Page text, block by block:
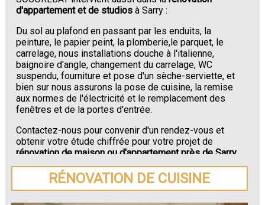
d'appartement et de studios à Sarry :
Du sol au plafond en passant par les enduits, la
peinture, le papier peint, la plomberie,le parquet, le
carrelage, nous installations douche à l'italienne,
baignoire d'angle, changement du carrelage, WC
suspendu, fourniture et pose d'un sèche-serviette, et
bien sur nous assurons la pose de cuisine, la remise
aux normes de l'électricité et le remplacement des
fenêtres et de la portes d'entrée.
Contactez-nous pour convenir d'un rendez-vous et
obtenir votre étude chiffrée pour votre projet de
rénovation de maison ou d'appartement près de Sarry
RÉNOVATION DE CUISINE